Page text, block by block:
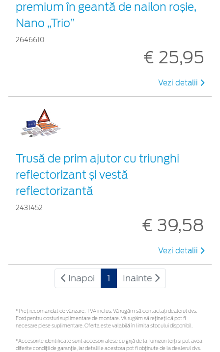
premium în geantă de nailon roșie,
Nano „Trio”
2646610
€ 25,95
Vezi detalii
Trusă de prim ajutor cu triunghi
reflectorizant și vestă
reflectorizantă
2431452
€ 39,58
Vezi detalii
Inapoi 1 Inainte
*Preţ recomandat de vânzare, TVA inclus. Vă rugăm să contactaţi dealerul dvs.
Ford pentru costuri suplimentare de montare. Vă rugăm să rețineți că pot fi
necesare piese suplimentare. Oferta este valabilă în limita stocului disponibil.
*Accesoriile identificate sunt accesorii alese cu grijă de la furnizori terți și pot avea
diferite condiții de garanție, iar detaliile acestora pot fi obținute de la dealerul dvs.